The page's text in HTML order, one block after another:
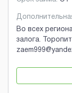
Во всех
залога.